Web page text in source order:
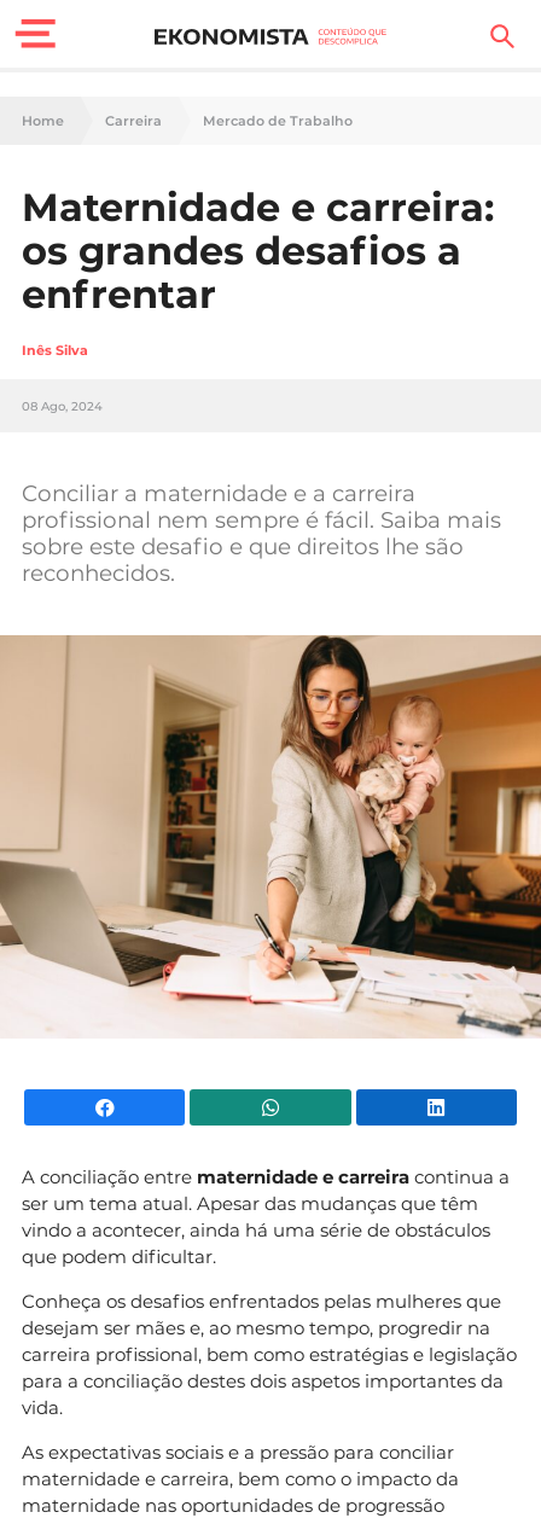
Finanças Pessoais
Carreira
Casa
Lifestyle
Sociedade
Negócios
Mundial 2026
Home Carreira Mercado de Trabalho
Maternidade e carreira:
os grandes desafios a
enfrentar
Inês Silva
08 Ago, 2024
Conciliar a maternidade e a carreira
profissional nem sempre é fácil. Saiba mais
sobre este desafio e que direitos lhe são
reconhecidos.
Facebook WhatsApp
A conciliação entre maternidade e carreira continua a
ser um tema atual. Apesar das mudanças que têm
vindo a acontecer, ainda há uma série de obstáculos
que podem dificultar.
Conheça os desafios enfrentados pelas mulheres que
desejam ser mães e, ao mesmo tempo, progredir na
carreira profissional, bem como estratégias e legislação
para a conciliação destes dois aspetos importantes da
vida.
As expectativas sociais e a pressão para conciliar
maternidade e carreira, bem como o impacto da
maternidade nas oportunidades de progressão